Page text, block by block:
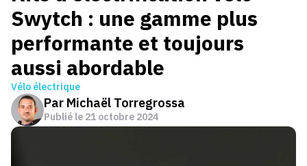
Swytch : une gamme plus
performante et toujours
aussi abordable
Vélo électrique
Par Michaël Torregrossa
Publié le 21 octobre 2024